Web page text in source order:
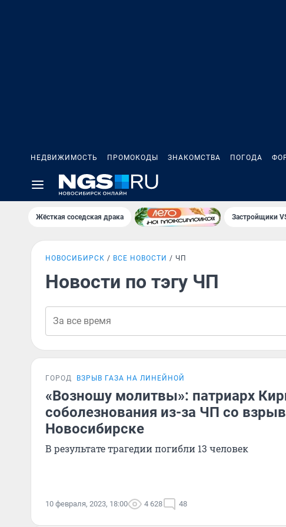
НЕДВИЖИМОСТЬ ПРОМОКОДЫ ЗНАКОМСТВА ПОГОДА
Жёсткая соседская драка Застройщики
НОВОСИБИРСК ВСЕ НОВОСТИ ЧП
Новости по тэгу ЧП
ГОРОД ВЗРЫВ ГАЗА НА ЛИНЕЙНОЙ
«Возношу молитвы»: патриарх
соболезнования из-за ЧП со
Новосибирске
В результате трагедии погибли 13 человек
10 февраля, 2023, 18:00 4 628 48